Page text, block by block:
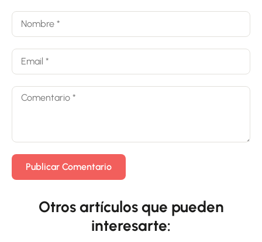
Otros artículos que pueden
interesarte: